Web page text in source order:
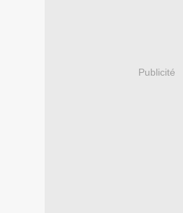
Publicité